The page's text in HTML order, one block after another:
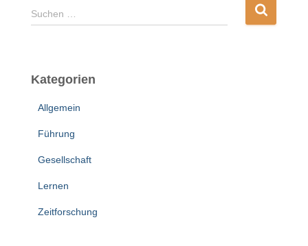
S
u
n
Suchen …
Kategorien
Allgemein
Führung
Gesellschaft
Lernen
Zeitforschung